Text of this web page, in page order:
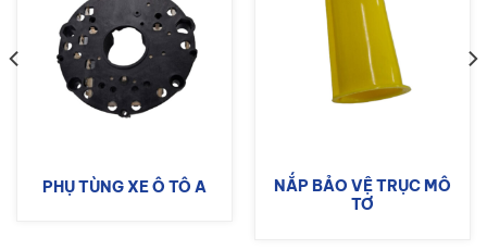
PHỤ TÙNG XE Ô TÔ A
NẮP BẢO VỆ TRỤC MÔ
TƠ